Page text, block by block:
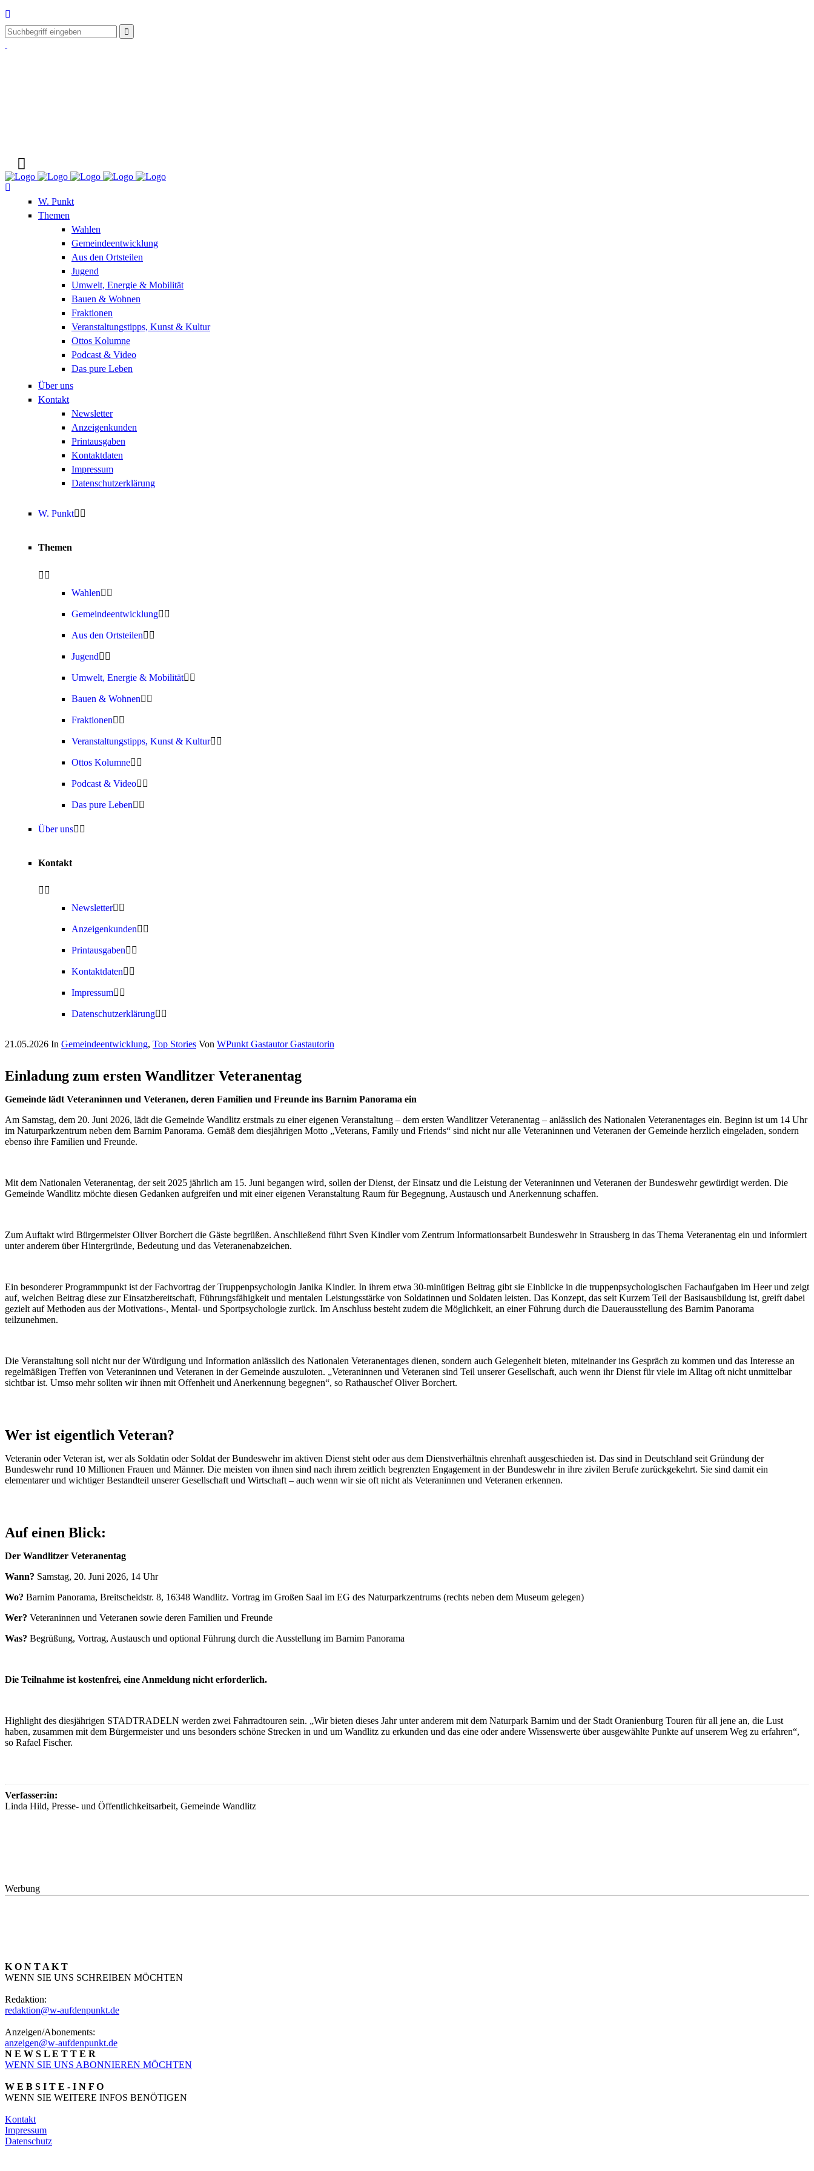
W. Punkt
Themen
Wahlen
Gemeindeentwicklung
Aus den Ortsteilen
Jugend
Umwelt, Energie & Mobilität
Bauen & Wohnen
Fraktionen
Veranstaltungstipps, Kunst & Kultur
Ottos Kolumne
Podcast & Video
Das pure Leben
Über uns
Kontakt
Newsletter
Anzeigenkunden
Printausgaben
Kontaktdaten
Impressum
Datenschutzerklärung
W. Punkt
Themen
Wahlen
Gemeindeentwicklung
Aus den Ortsteilen
Jugend
Umwelt, Energie & Mobilität
Bauen & Wohnen
Fraktionen
Veranstaltungstipps, Kunst & Kultur
Ottos Kolumne
Podcast & Video
Das pure Leben
Über uns
Kontakt
Newsletter
Anzeigenkunden
Printausgaben
Kontaktdaten
Impressum
Datenschutzerklärung
21.05.2026 In Gemeindeentwicklung, Top Stories Von WPunkt Gastautor Gastautorin
Einladung zum ersten Wandlitzer Veteranentag
Gemeinde lädt Veteraninnen und Veteranen, deren Familien und Freunde ins Barnim Panorama ein
Am Samstag, dem 20. Juni 2026, lädt die Gemeinde Wandlitz erstmals zu einer eigenen Veranstaltung – dem ersten Wandlitzer Veteranentag – anlässlich des Nationalen Veteranentages ein. Beginn ist um 14 Uhr
im Naturparkzentrum neben dem Barnim Panorama. Gemäß dem diesjährigen Motto „Veterans, Family und Friends“ sind nicht nur alle Veteraninnen und Veteranen der Gemeinde herzlich eingeladen, sondern
ebenso ihre Familien und Freunde.
Mit dem Nationalen Veteranentag, der seit 2025 jährlich am 15. Juni begangen wird, sollen der Dienst, der Einsatz und die Leistung der Veteraninnen und Veteranen der Bundeswehr gewürdigt werden. Die
Gemeinde Wandlitz möchte diesen Gedanken aufgreifen und mit einer eigenen Veranstaltung Raum für Begegnung, Austausch und Anerkennung schaffen.
Zum Auftakt wird Bürgermeister Oliver Borchert die Gäste begrüßen. Anschließend führt Sven Kindler vom Zentrum Informationsarbeit Bundeswehr in Strausberg in das Thema Veteranentag ein und informiert
unter anderem über Hintergründe, Bedeutung und das Veteranenabzeichen.
Ein besonderer Programmpunkt ist der Fachvortrag der Truppenpsychologin Janika Kindler. In ihrem etwa 30-minütigen Beitrag gibt sie Einblicke in die truppenpsychologischen Fachaufgaben im Heer und zeigt
auf, welchen Beitrag diese zur Einsatzbereitschaft, Führungsfähigkeit und mentalen Leistungsstärke von Soldatinnen und Soldaten leisten. Das Konzept, das seit Kurzem Teil der Basisausbildung ist, greift dabei
gezielt auf Methoden aus der Motivations-, Mental- und Sportpsychologie zurück. Im Anschluss besteht zudem die Möglichkeit, an einer Führung durch die Dauerausstellung des Barnim Panorama
teilzunehmen.
Die Veranstaltung soll nicht nur der Würdigung und Information anlässlich des Nationalen Veteranentages dienen, sondern auch Gelegenheit bieten, miteinander ins Gespräch zu kommen und das Interesse an
regelmäßigen Treffen von Veteraninnen und Veteranen in der Gemeinde auszuloten. „Veteraninnen und Veteranen sind Teil unserer Gesellschaft, auch wenn ihr Dienst für viele im Alltag oft nicht unmittelbar
sichtbar ist. Umso mehr sollten wir ihnen mit Offenheit und Anerkennung begegnen“, so Rathauschef Oliver Borchert.
Wer ist eigentlich Veteran?
Veteranin oder Veteran ist, wer als Soldatin oder Soldat der Bundeswehr im aktiven Dienst steht oder aus dem Dienstverhältnis ehrenhaft ausgeschieden ist. Das sind in Deutschland seit Gründung der
Bundeswehr rund 10 Millionen Frauen und Männer. Die meisten von ihnen sind nach ihrem zeitlich begrenzten Engagement in der Bundeswehr in ihre zivilen Berufe zurückgekehrt. Sie sind damit ein
elementarer und wichtiger Bestandteil unserer Gesellschaft und Wirtschaft – auch wenn wir sie oft nicht als Veteraninnen und Veteranen erkennen.
Auf einen Blick:
Der Wandlitzer Veteranentag
Wann? Samstag, 20. Juni 2026, 14 Uhr
Wo? Barnim Panorama, Breitscheidstr. 8, 16348 Wandlitz. Vortrag im Großen Saal im EG des Naturparkzentrums (rechts neben dem Museum gelegen)
Wer? Veteraninnen und Veteranen sowie deren Familien und Freunde
Was? Begrüßung, Vortrag, Austausch und optional Führung durch die Ausstellung im Barnim Panorama
Die Teilnahme ist kostenfrei, eine Anmeldung nicht erforderlich.
Highlight des diesjährigen STADTRADELN werden zwei Fahrradtouren sein. „Wir bieten dieses Jahr unter anderem mit dem Naturpark Barnim und der Stadt Oranienburg Touren für all jene an, die Lust
haben, zusammen mit dem Bürgermeister und uns besonders schöne Strecken in und um Wandlitz zu erkunden und das eine oder andere Wissenswerte über ausgewählte Punkte auf unserem Weg zu erfahren“,
so Rafael Fischer.
Verfasser:in:
Linda Hild, Presse- und Öffentlichkeitsarbeit, Gemeinde Wandlitz
Werbung
K O N T A K T
WENN SIE UNS SCHREIBEN MÖCHTEN
Redaktion:
redaktion@w-aufdenpunkt.de
Anzeigen/Abonements:
anzeigen@w-aufdenpunkt.de
N E W S L E T T E R
WENN SIE UNS ABONNIEREN MÖCHTEN
W E B S I T E - I N F O
WENN SIE WEITERE INFOS BENÖTIGEN
Kontakt
Impressum
Datenschutz